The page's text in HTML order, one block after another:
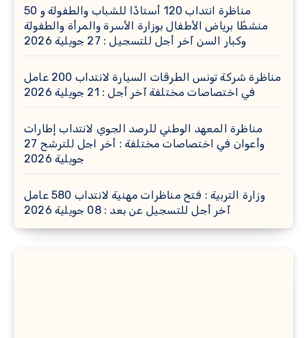
مناظرة انتداب 120 أستاذًا للشباب والطفولة و 50
منشطًا برياض الأطفال بوزارة الأسرة والمرأة والطفولة
وكبار السن آخر أجل للتسجيل : 27 جويلية 2026
مناظرة شركة تونس الطرقات السيارة لانتداب 200 عامل
في اختصاصات مختلفة آخر أجل : 21 جويلية 2026
مناظرة المعهد الوطني للرصد الجوي لانتداب إطارات
وأعوان في اختصاصات مختلفة : أخر اجل للترشح 27
جويلية 2026
وزارة التربية : فتح مناظرات مهنية لانتداب 580 عامل
آخر أجل للتسجيل عن بعد : 08 جويلية 2026